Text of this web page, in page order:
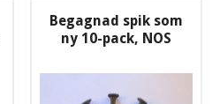
Begagnad spik som
ny 10-pack, NOS